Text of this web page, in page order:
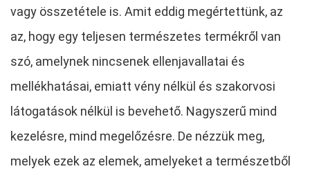
vagy összetétele is. Amit eddig megértettünk, az
az, hogy egy teljesen természetes termékről van
szó, amelynek nincsenek ellenjavallatai és
mellékhatásai, emiatt vény nélkül és szakorvosi
látogatások nélkül is bevehető. Nagyszerű mind
kezelésre, mind megelőzésre. De nézzük meg,
melyek ezek az elemek, amelyeket a természetből